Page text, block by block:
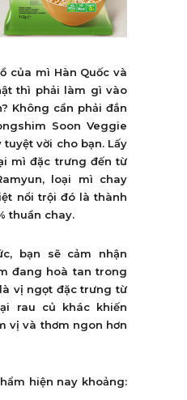
của mì Hàn Quốc và
thì phải làm gì vào
Không cần phải đắn
Soon Veggie
vời cho bạn. Lấy
mì đặc trưng đến từ
loại mì chay
nổi trội đó là thành
thuần chay.
bạn sẽ cảm nhận
đang hoà tan trong
vị ngọt đặc trưng từ
rau củ khác khiến
vị và thơm ngon hơn
hiện nay khoảng: